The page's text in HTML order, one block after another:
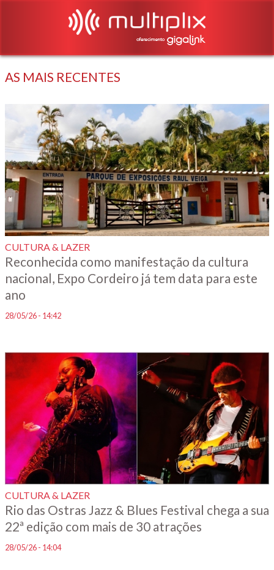
AS MAIS RECENTES
CULTURA & LAZER
Reconhecida como manifestação da cultura
nacional, Expo Cordeiro já tem data para este
ano
28/05/26 - 14:42
CULTURA & LAZER
Rio das Ostras Jazz & Blues Festival chega a sua
22ª edição com mais de 30 atrações
28/05/26 - 14:04